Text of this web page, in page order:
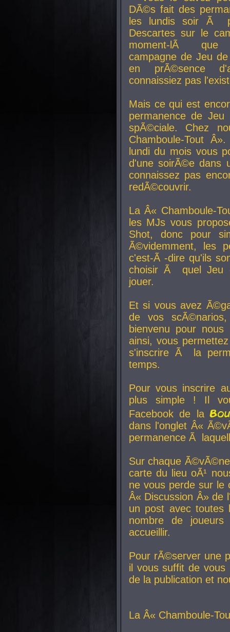
DÃ©s fait des
les lundis soir Ã
Descartes sur le
moment-lÃ que
campagne de Jeu
en prÃ©sence
connaissiez pas
Mais ce qui est
permanence de
spÃ©ciale. Chez
Chamboule-Tout
lundi du mois vous
d'une soirÃ©e dans
connaissez pas
redÃ©couvrir.
La Â« Chamboule-
les MJs vous
Shot, donc pour
Ã©videmment, les
c'est-Ã -dire qu'ils
choisir Ã quel Jeu
jouer.
Et si vous avez
de vos
bienvenu pour
ainsi, vous
s'inscrire Ã la
temps.
Pour vous inscrire
plus simple ! Il
Facebook de la
dans l'onglet Â«
permanence Ã
Sur chaque
carte du lieu oÃ¹
ne vous perde sur le
Â« Discussion Â» de
un post avec toutes
nombre de
accueillir.
Pour rÃ©server une
il vous suffit de vous
de la publication et
La Â« Chamboule-